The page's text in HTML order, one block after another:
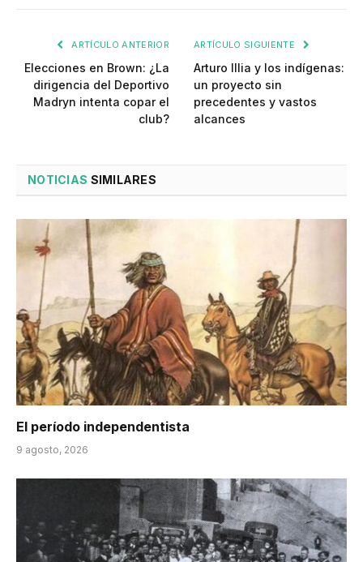
ARTÍCULO ANTERIOR
Elecciones en Brown: ¿La
dirigencia del Deportivo
Madryn intenta copar el
club?
ARTÍCULO SIGUIENTE
Arturo Illia y los indígenas:
un proyecto sin
precedentes y vastos
alcances
NOTICIAS SIMILARES
El período independentista
9 agosto, 2026